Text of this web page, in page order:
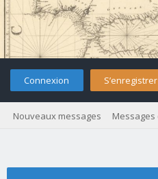
Connexion S’enregistrer
Nouveaux messages Messages